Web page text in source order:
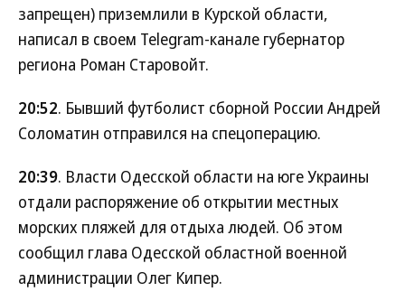
запрещен) приземлили в Курской области,
написал в своем Telegram-канале губернатор
региона Роман Старовойт.
20:52. Бывший футболист сборной России Андрей
Соломатин отправился на спецоперацию.
20:39. Власти Одесской области на юге Украины
отдали распоряжение об открытии местных
морских пляжей для отдыха людей. Об этом
сообщил глава Одесской областной военной
администрации Олег Кипер.